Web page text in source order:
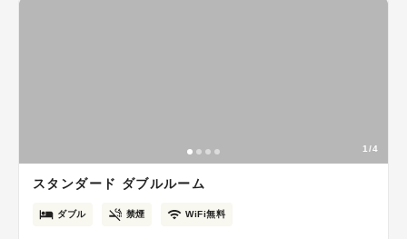
1/4
スタンダード ダブルルーム
ダブル 禁煙 WiFi無料